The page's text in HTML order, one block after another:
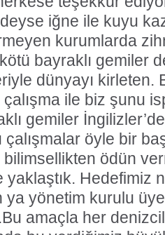
iğne ile kuyu
kurumlarda
bayraklı gemiler
dünyayı kirleten.
çalışma ile biz şunu
gemiler
öyle bir
ödün
Hedefimiz
ya yönetim kurulu
amaçla her